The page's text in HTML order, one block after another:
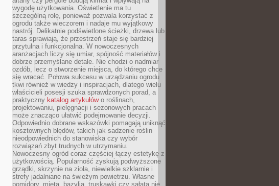
wygodę użytkowania. Oświetlenie ma tu
szczególną rolę, ponieważ pozwala korzystać z
ogrodu także wieczorem i nadaje mu wyjątkowy
nastrój. Delikatnie podświetlone ścieżki, drzewa lub
taras sprawiają, że przestrzeń staje się bardziej
przytulna i funkcjonalna. W nowoczesnych
aranżacjach liczy się umiar, spójność materiałów i
dobrze przemyślane detale. Nie chodzi o nadmiar
ozdób, lecz o stworzenie miejsca, do którego chce
się wracać. Połowa sukcesu w urządzaniu ogrodu
tkwi również w wiedzy i inspiracjach, dlatego wielu
właścicieli posesji szuka sprawdzonych porad, a
praktyczny katalog artykułówo roślinach,
projektowaniu, pielęgnacji i sezonowych pracach
może znacząco ułatwić podejmowanie decyzji.
Odpowiednio dobrane wskazówki pomagają uniknąć
kosztownych błędów, takich jak sadzenie roślin
nieodpowiednich do stanowiska czy wybór
rozwiązań zbyt trudnych w utrzymaniu.
Nowoczesny ogród coraz częściej łączy estetykę z
użytkowością. Popularność zyskują podwyższone
grządki, skrzynie na zioła, niewielkie szklarnie i
strefy jadalniane na świeżym powietrzu. Własne
pomidory, mięta, bazylia, truskawki czy sałata nie